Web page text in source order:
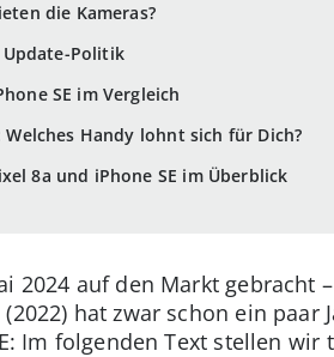
die Kameras?
Politik
SE im Vergleich
Welches Handy lohnt sich für Dich?
8a und iPhone SE im Überblick
2024 auf den Markt gebracht
(2022) hat zwar schon ein
Im folgenden Text stellen